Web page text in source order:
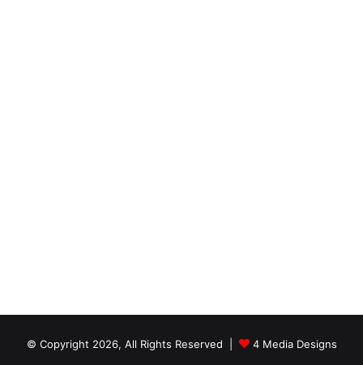
© Copyright 2026, All Rights Reserved | 4 Media Designs